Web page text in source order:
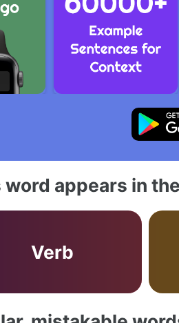
word appears in
Verb